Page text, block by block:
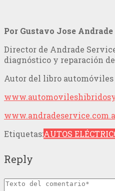
Por Gustavo Jose Andrade
Director de Andrade
diagnóstico y reparación
Autor del libro
Etiquetas:AUTOS
Reply